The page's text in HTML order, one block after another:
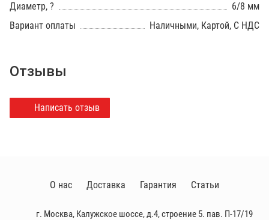
Диаметр, ?
6/8 мм
Вариант оплаты
Наличными, Картой, С НДС
Отзывы
Написать отзыв
г. Москва, Калужское шоссе, д.4, строение 5. пав. П-17/19
О нас Доставка Гарантия Статьи